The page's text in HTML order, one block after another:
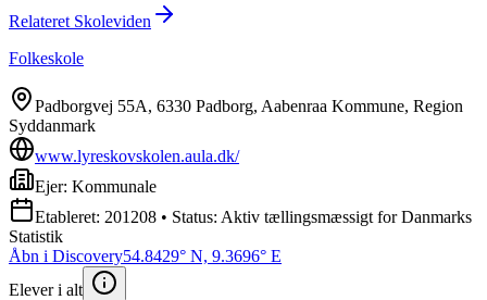
Relateret Skoleviden
Folkeskole
Padborgvej 55A, 6330 Padborg, Aabenraa Kommune, Region
Syddanmark
www.lyreskovskolen.aula.dk/
Ejer: Kommunale
Etableret: 201208 • Status: Aktiv tællingsmæssigt for Danmarks
Statistik
Åbn i Discovery54.8429° N, 9.3696° E
Elever i alt